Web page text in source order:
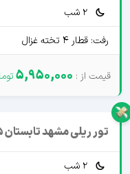
2 شب
رفت: قطار 4 تخته غزال
5,950,000
تور ریلی مشهد تابستان 1405
2 شب